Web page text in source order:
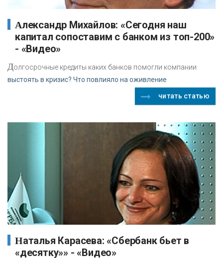
Александр Михайлов: «Сегодня наш
капитал сопоставим с банком из топ-200»
- «Видео»
Долгосрочные кредиты каких банков помогли компании
выстоять в кризис? Что повлияло на оживление
читать статью
Наталья Карасева: «Сбербанк бьет в
«десятку»» - «Видео»